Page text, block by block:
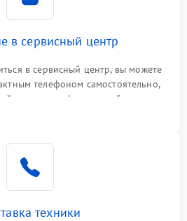
в сервисный центр
в сервисный центр, вы можете
телефоном самостоятельно,
номер телефона на сайте
техники